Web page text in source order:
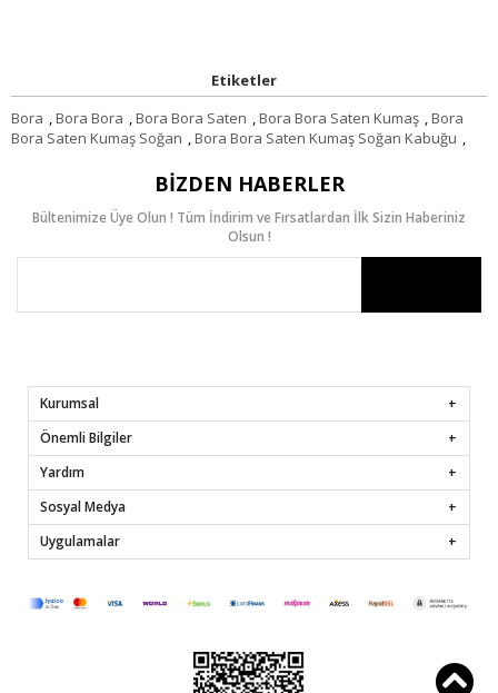
Etiketler
Bora ,Bora Bora ,Bora Bora Saten ,Bora Bora Saten Kumaş ,Bora
Bora Saten Kumaş Soğan ,Bora Bora Saten Kumaş Soğan Kabuğu ,
BIZDEN HABERLER
Bültenimize Üye Olun ! Tüm İndirim ve Fırsatlardan İlk Sizin Haberiniz
Olsun !
Kurumsal
Önemli Bilgiler
Yardım
Sosyal Medya
Uygulamalar